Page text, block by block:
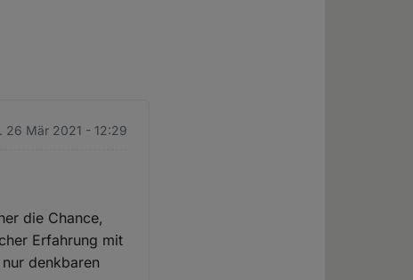
26 Mär 2021 - 12:29
die Chance,
Erfahrung mit
denkbaren